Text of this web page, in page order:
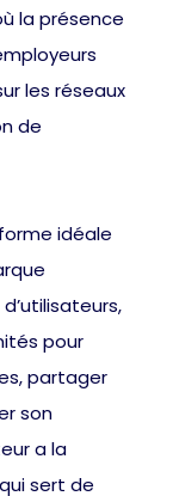
la présence
les réseaux
de
idéale
pour
partager
son
a la
sert de